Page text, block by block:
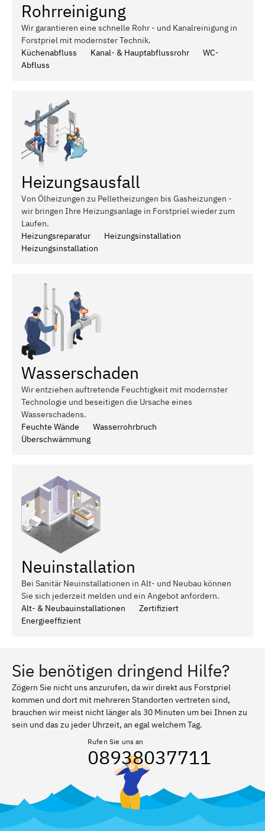
Rohrreinigung
Wir garantieren eine schnelle Rohr - und Kanalreinigung in
Forstpriel mit modernster Technik.
Küchenabfluss
Kanal- & Hauptabflussrohr
WC-
Abfluss
Heizungsausfall
Von Ölheizungen zu Pelletheizungen bis Gasheizungen -
wir bringen Ihre Heizungsanlage in Forstpriel wieder zum
Laufen.
Heizungsreparatur
Heizungsinstallation
Heizungsinstallation
Wasserschaden
Wir entziehen auftretende Feuchtigkeit mit modernster
Technologie und beseitigen die Ursache eines
Wasserschadens.
Feuchte Wände
Wasserrohrbruch
Überschwämmung
Neuinstallation
Bei Sanitär Neuinstallationen in Alt- und Neubau können
Sie sich jederzeit melden und ein Angebot anfordern.
Alt- & Neubauinstallationen
Zertifiziert
Energieeffizient
Sie benötigen dringend Hilfe?
Zögern Sie nicht uns anzurufen, da wir direkt aus Forstpriel
kommen und dort mit mehreren Standorten vertreten sind,
brauchen wir meist nicht länger als 30 Minuten um bei Ihnen zu
sein und das zu jeder Uhrzeit, an egal welchem Tag.
Rufen Sie uns an
08938037711